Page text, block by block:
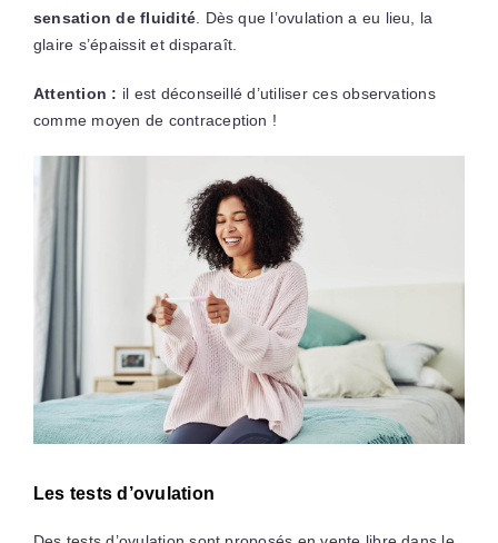
sensation de fluidité. Dès que l’ovulation a eu lieu, la
glaire s’épaissit et disparaît.
Attention : il est déconseillé d’utiliser ces observations
comme moyen de contraception !
Les tests d’ovulation